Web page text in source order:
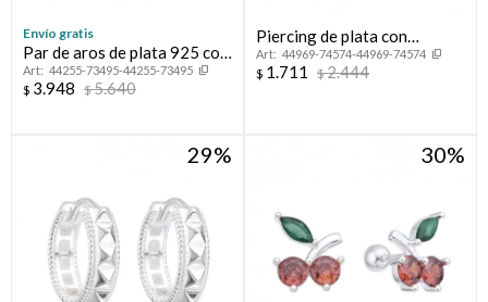
Envío gratis
Par de aros de plata 925 con
circonias.
44255-73495-44255-73495
$ 3.948 $5.640
Piercing de plata con
circonia.
44969-74574-44969-74574
$ 1.711 $2.444
29 30